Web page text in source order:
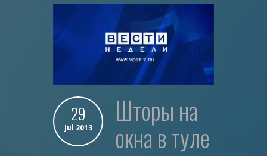
29
Jul 2013 шторы на
окна в туле